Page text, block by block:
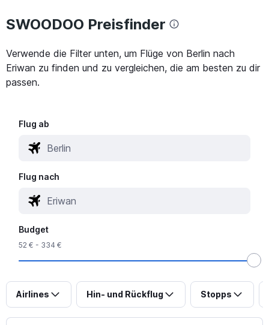
SWOODOO Preisfinder
Verwende die Filter unten, um Flüge von Berlin nach
Eriwan zu finden und zu vergleichen, die am besten zu dir
passen.
Flug ab
Flug nach
Budget
52 € - 334 €
Airlines Hin- und Rückflug Stopps